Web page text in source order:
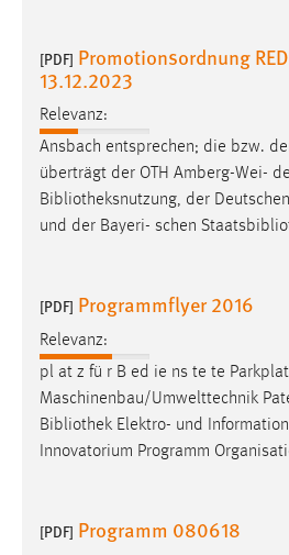
[PDF] Promotionsordnung
13.12.2023
Relevanz:
Ansbach entsprechen; die bzw.
überträgt der OTH Amberg-Wei-
Bibliotheksnutzung, der
und der Bayeri- schen
[PDF] Programmflyer 2016
Relevanz:
pl at z fü r B ed ie ns te te
Maschinenbau/Umwelttechnik
Bibliothek Elektro- und
Innovatorium Programm
[PDF] Programm 080618
Cookie Laufzeit:
24 Stunden
STATISTIK
Statistik Cookies erfassen
Diese Informationen helfen uns
Matomo
Name:
_pk_ref, _pk_cvar, _pk_id,
Zweck: